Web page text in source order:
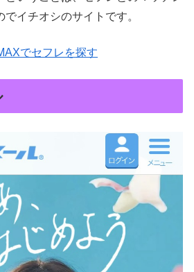
イチオシのサイトです。
でセフレを探す